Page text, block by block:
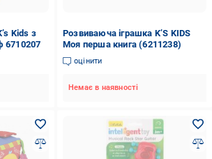
Kids з
6710207
Розвиваюча іграшка K’S KIDS
Моя перша книга (6211238)
оцінити
Немає в наявності